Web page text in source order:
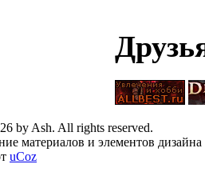
by Ash. All rights reserved.
материалов и элементов
uCoz